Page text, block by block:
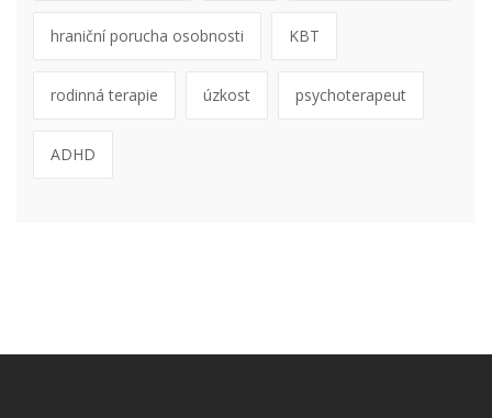
hraniční porucha osobnosti KBT
rodinná terapie úzkost psychoterapeut
ADHD